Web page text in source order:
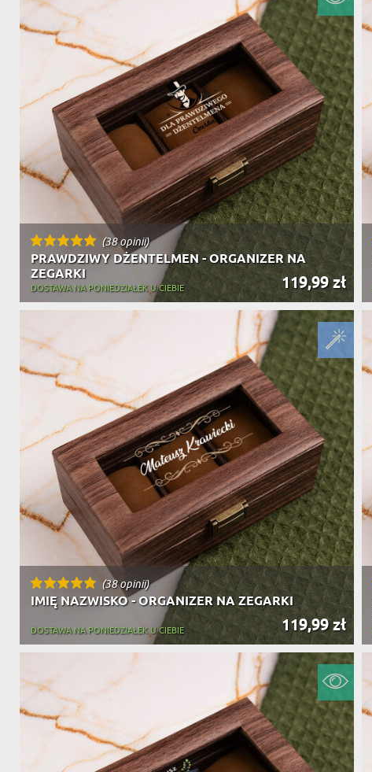
(38 opinii)
PRAWDZIWY DŻENTELMEN - ORGANIZER NA
ZEGARKI
119,99 zł
DOSTAWA NA PONIEDZIAŁEK U CIEBIE
(38 opinii)
IMIĘ NAZWISKO - ORGANIZER NA ZEGARKI
119,99 zł
DOSTAWA NA PONIEDZIAŁEK U CIEBIE